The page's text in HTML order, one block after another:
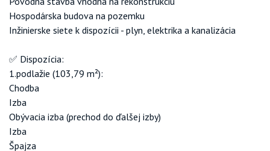
Hospodárska budova na pozemku
Inžinierske siete k dispozícii - plyn, elektrika a kanalizácia
✅ Dispozícia:
1.podlažie (103,79 m²):
Chodba
Izba
Obývacia izba (prechod do ďalšej izby)
Izba
Špajza